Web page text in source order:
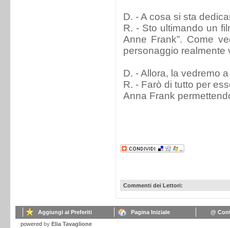
D. - A cosa si sta
R. - Sto ultimando un
Anne Frank”. Come
personaggio realmente
D. - Allora, la vedremo
R. - Farò di tutto per
Anna Frank
Commenti dei Lettori:
Aggiungi ai Preferiti Pagina Iniziale
@
powered by Elia Tavaglione